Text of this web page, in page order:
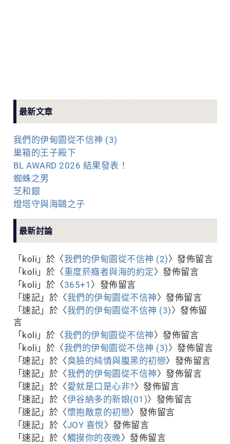
最新文章
我們的伊甸園從不信神 (3)
巢箱的王子殿下
BL AWARD 2026 結果發表！
蜘蛛之男
芝和銀
燈塔守與海鷗之子
最新討論
「 koli 」於〈我們的伊甸園從不信神 (2)〉發佈留言
「 koli 」於〈重度菸癮者與海的約定〉發佈留言
「 koli 」於〈365+1 〉發佈留言
「 速記 」於〈我們的伊甸園從不信神〉發佈留言
「 速記 」於〈我們的伊甸園從不信神 (3)〉發佈留
言
「 koli 」於〈我們的伊甸園從不信神〉發佈留言
「 koli 」於〈我們的伊甸園從不信神 (3)〉發佈留言
「 速記 」於〈臭臉的純情與腹黑的初戀〉發佈留言
「 速記 」於〈我們的伊甸園從不信神〉發佈留言
「 速記 」於〈愛就是口是心非?〉發佈留言
「 速記 」於〈伊谷納多的新娘(01)〉發佈留言
「 速記 」於〈懷抱敵意的初戀〉發佈留言
「 速記 」於〈JOY 喜悅〉發佈留言
「 速記 」於〈觸摸你的夜晚〉發佈留言